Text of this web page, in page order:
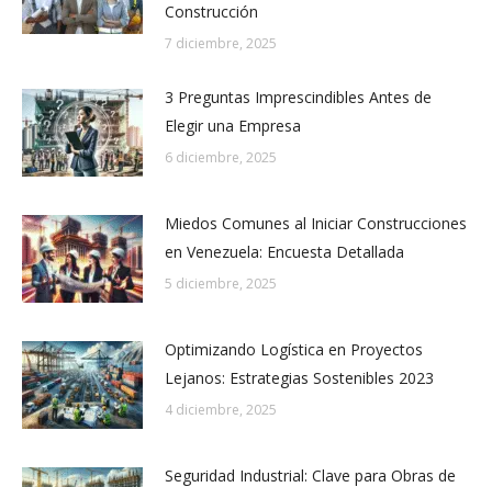
Construcción
7 diciembre, 2025
3 Preguntas Imprescindibles Antes de
Elegir una Empresa
6 diciembre, 2025
Miedos Comunes al Iniciar Construcciones
en Venezuela: Encuesta Detallada
5 diciembre, 2025
Optimizando Logística en Proyectos
Lejanos: Estrategias Sostenibles 2023
4 diciembre, 2025
Seguridad Industrial: Clave para Obras de